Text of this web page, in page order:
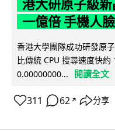
港大研原子級
一億倍 手機人
香港大學團隊成功研發原
比傳統 CPU 搜尋速度快
0.00000000...
閱讀全文
311 62 ↗ 分享